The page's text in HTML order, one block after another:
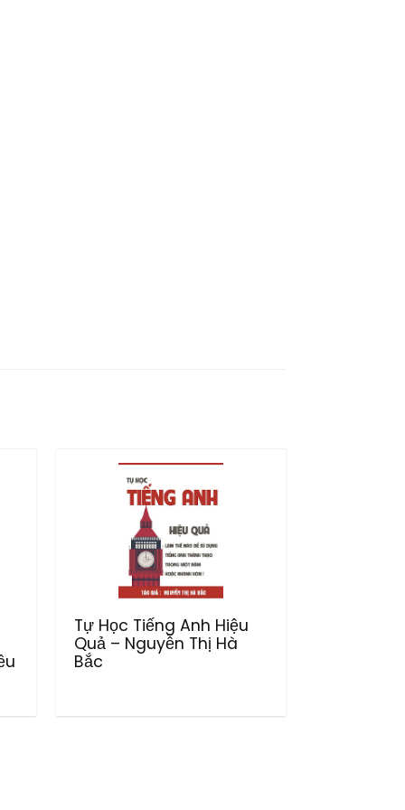
Tự Học Tiếng Anh Hiệu
Quả – Nguyễn Thị Hà
Bắc